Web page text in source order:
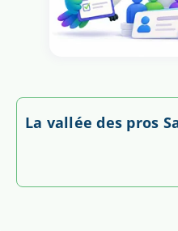
La vallée des pros